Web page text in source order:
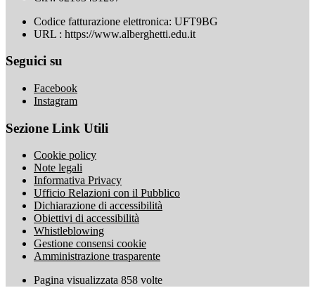
Codice fatturazione elettronica: UFT9BG
URL : https://www.alberghetti.edu.it
Seguici su
Facebook
Instagram
Sezione Link Utili
Cookie policy
Note legali
Informativa Privacy
Ufficio Relazioni con il Pubblico
Dichiarazione di accessibilità
Obiettivi di accessibilità
Whistleblowing
Gestione consensi cookie
Amministrazione trasparente
Pagina visualizzata 858 volte